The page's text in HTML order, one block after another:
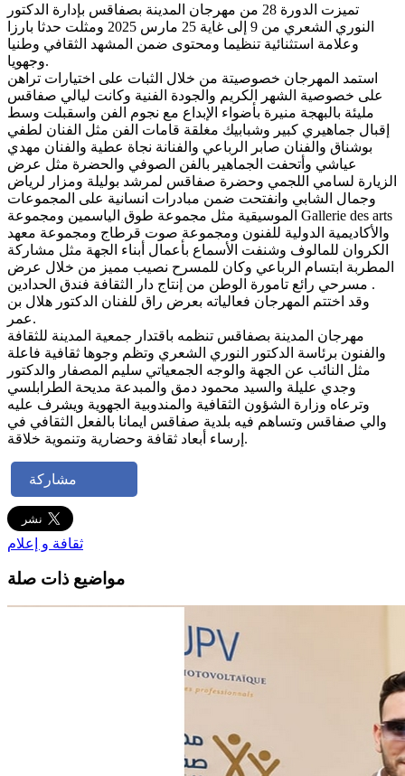
تميزت الدورة 28 من مهرجان المدينة بصفاقس بإدارة الدكتور
النوري الشعري من 9 إلى غاية 25 مارس 2025 ومثلت حدثا بارزا
وعلامة استثنائية تنظيما ومحتوى ضمن المشهد الثقافي وطنيا
وجهويا.
استمد المهرجان خصوصيتة من خلال الثبات على اختيارات تراهن
على خصوصية الشهر الكريم والجودة الفنية وكانت ليالي صفاقس
مليئة بالبهجة منيرة بأضواء الإبداع مع نجوم الفن واسقبلت وسط
إقبال جماهيري كبير وشبابيك مغلقة قامات الفن مثل الفنان لطفي
بوشناق والفنان صابر الرباعي والفنانة نجاة عطية والفنان مهدي
عياشي وأتحفت الجماهير بالفن الصوفي والحضرة مثل عرض
الزيارة لسامي اللجمي وحضرة صفاقس لمرشد بوليلة ومزار لرياض
وجمال الشابي وانفتحت ضمن مبادرات انسانية على المجموعات
الموسيقية مثل مجموعة طوق الياسمين ومجموعة Gallerie des arts
والأكاديمية الدولية للفنون ومجموعة صوت قرطاج ومجموعة معهد
الكروان للمالوف وشنفت الأسماع بأعمال أبناء الجهة مثل مشاركة
المطربة ابتسام الرباعي وكان للمسرح نصيب مميز من خلال عرض
مسرحي رائع تامورة الوطن من إنتاج دار الثقافة فندق الحدادين .
وقد اختتم المهرجان فعالياته بعرض راق للفنان الدكتور هلال بن
عمر.
مهرجان المدينة بصفاقس تنظمه باقتدار جمعية المدينة للثقافة
والفنون برئاسة الدكتور النوري الشعري وتظم وجوها ثقافية فاعلة
مثل النائب عن الجهة والوجه الجمعياتي سليم المصفار والدكتور
وجدي عليلة والسيد محمود دمق والمبدعة مديحة الطرابلسي
وترعاه وزارة الشؤون الثقافية والمندوبية الجهوية ويشرف عليه
والي صفاقس وتساهم فيه بلدية صفاقس ايمانا بالفعل الثقافي في
إرساء أبعاد ثقافة وحضارية وتنموية خلاقة.
مشاركة
ثقافة و إعلام
مواضيع ذات صلة